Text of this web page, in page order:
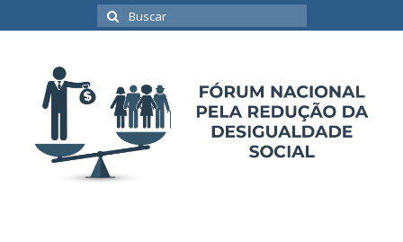
Buscar
por: